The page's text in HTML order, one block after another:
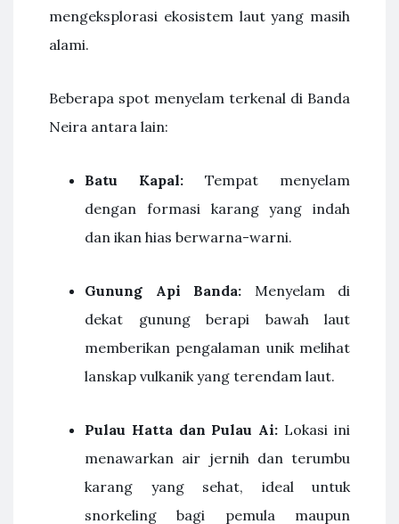
mengeksplorasi ekosistem laut yang masih
alami.
Beberapa spot menyelam terkenal di Banda
Neira antara lain:
Batu Kapal: Tempat menyelam
dengan formasi karang yang indah
dan ikan hias berwarna-warni.
Gunung Api Banda: Menyelam di
dekat gunung berapi bawah laut
memberikan pengalaman unik melihat
lanskap vulkanik yang terendam laut.
Pulau Hatta dan Pulau Ai: Lokasi ini
menawarkan air jernih dan terumbu
karang yang sehat, ideal untuk
snorkeling bagi pemula maupun